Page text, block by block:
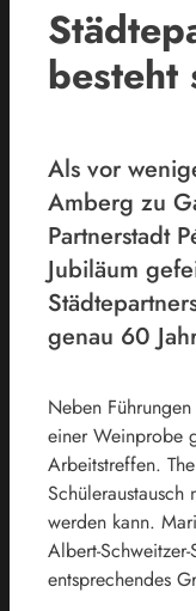
besteht
Als vor
Amberg zu
Partnerstadt
Jubiläum
genau 60
Neben
einer Weinprobe
Arbeitstreffen.
werden kann.
Albert-
entsprechendes